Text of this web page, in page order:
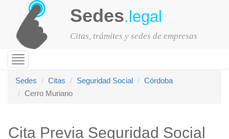
Sedes.legal
Citas, trámites y sedes de empresas
Toggle
navigation
Sedes
Citas Seguridad Social
Córdoba
Cerro Muriano
Cita Previa Seguridad Social